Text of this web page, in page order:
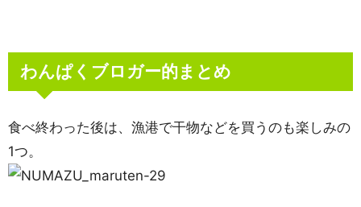
わんぱくブロガー的まとめ
食べ終わった後は、漁港で干物などを買うのも楽しみの
1つ。